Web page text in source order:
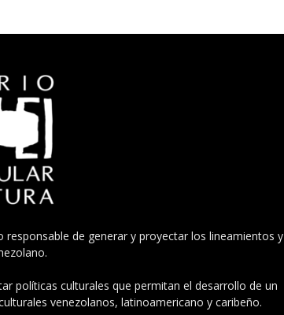
de generar y proyectar los lineamientos y
políticas culturales que permitan el desarrollo de un
venezolanos, latinoamericano y caribeño.